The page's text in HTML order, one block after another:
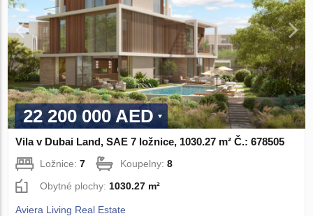
22 200 000 AED
Vila v Dubai Land, SAE 7 ložnice, 1030.27 m² Č.: 678505
Ložnice:7 Koupelny:8
Obytné plochy: 1030.27 m²
Aviera Living Real Estate